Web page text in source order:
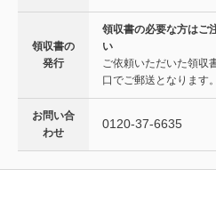
領収書の
発行
領収書の必要な方はご
い
ご依頼いただいた領収
口でご郵送となります。
お問い合
わせ
0120-37-6635